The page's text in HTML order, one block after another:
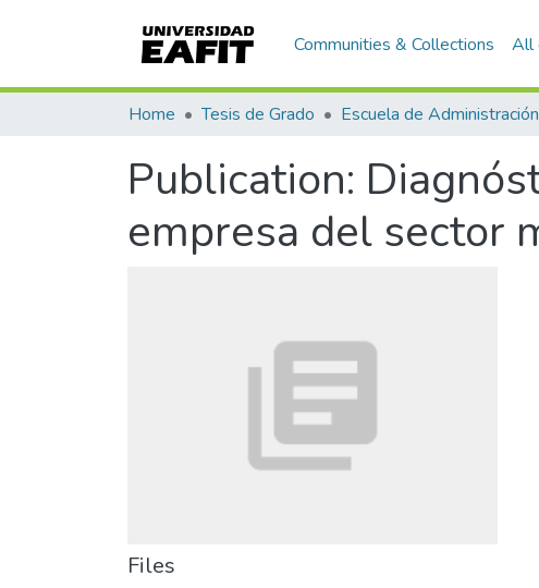
Communities & Collections All
Home Tesis de Grado Escuela de Administración
Publication:
empresa del sector
Files